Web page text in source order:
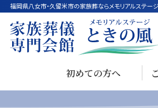
福岡県八女市・久留米市の家族葬ならメモリアルステー
初めての方へ